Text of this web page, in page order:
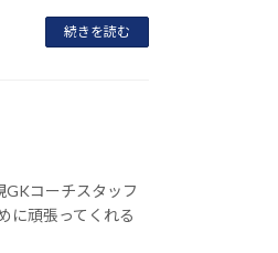
続きを読む
GKコーチスタッフ
に頑張ってくれる